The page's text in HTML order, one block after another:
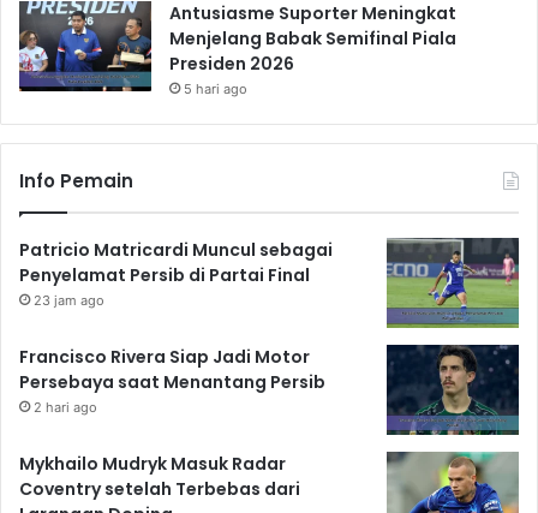
Antusiasme Suporter Meningkat
Menjelang Babak Semifinal Piala
Presiden 2026
5 hari ago
Info Pemain
Patricio Matricardi Muncul sebagai
Penyelamat Persib di Partai Final
23 jam ago
Francisco Rivera Siap Jadi Motor
Persebaya saat Menantang Persib
2 hari ago
Mykhailo Mudryk Masuk Radar
Coventry setelah Terbebas dari